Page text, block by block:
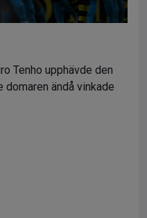
Tenho upphävde den
ändå vinkade